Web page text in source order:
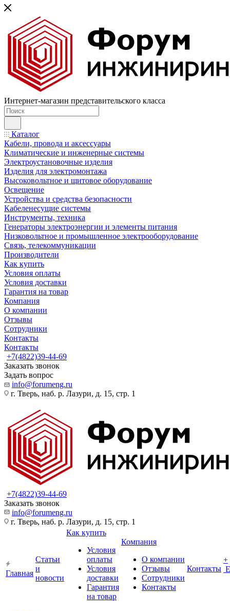
Интернет-магазин представительского класса
Каталог
Кабели, провода и аксессуары
Климатические и инженерные системы
Электроустановочные изделия
Изделия для электромонтажа
Высоковольтное и щитовое оборудование
Освещение
Устройства и средства безопасности
Кабеленесущие системы
Инструменты, техника
Генераторы электроэнергии и элементы питания
Низковольтное и промышленное электрооборудование
Связь, телекоммуникации
Производители
Как купить
Условия оплаты
Условия доставки
Гарантия на товар
Компания
О компании
Отзывы
Сотрудники
Контакты
Контакты
+7(4822)39-44-69
Заказать звонок
Задать вопрос
info@forumeng.ru
г. Тверь, наб. р. Лазури, д. 15, стр. 1
+7(4822)39-44-69
Заказать звонок
info@forumeng.ru
г. Тверь, наб. р. Лазури, д. 15, стр. 1
Главная
Статьи
и
новости
Как купить
Условия
оплаты
Условия
доставки
Гарантия
на товар
Компания
О компании
Отзывы
Сотрудники
Контакты
Контакты
+